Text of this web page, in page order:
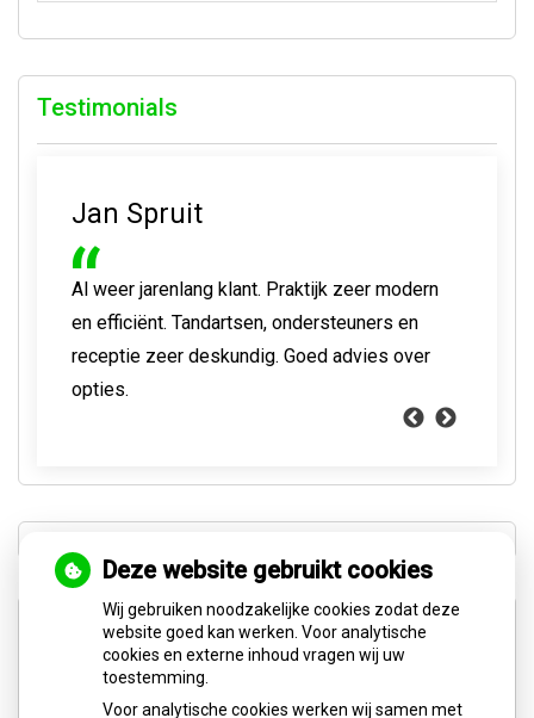
Testimonials
Jan Spruit
Al weer jarenlang klant. Praktijk zeer modern
en efficiënt. Tandartsen, ondersteuners en
receptie zeer deskundig. Goed advies over
opties.
Lea Renses
Professionele tandarts.
Wortelkanaalbehandeling zonder centje pijn.
Nu nieuwe kroon. Goed gelukt. Moderne
apparatuur. Je hoeft nooit lang te wachten.
Jasper van Heerden
Deskundige en professionele tandarts. Geen
overbodig gedoe en helpt altijd snel
Dirk Barten
Wat een goede praktijk is dit, kundig en aardig
personeel, een goed werkend team!
Michiel Peeters
Vriendelijke tandartsen en assistenten en
geen lange wachttijden.
Casper Jongkees
Erg klantvriendelijk! Je kan, als het nodig, is
altijd snel terecht en je wordt uitstekend
geholpen.
Lia Bloom
Hele fijne praktijk, modern, super schoon en
kundig. Ik ben geen fan de tandarts, maar hier
stellen ze je op gemak.
Deze website gebruikt cookies
Wij gebruiken noodzakelijke cookies zodat deze
website goed kan werken. Voor analytische
cookies en externe inhoud vragen wij uw
toestemming.
Voor analytische cookies werken wij samen met